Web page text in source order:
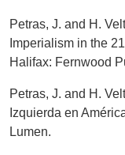
Petras, J. and H.
Imperialism in the
Halifax: Fernwood
Petras, J. and H.
Izquierda en
Lumen.